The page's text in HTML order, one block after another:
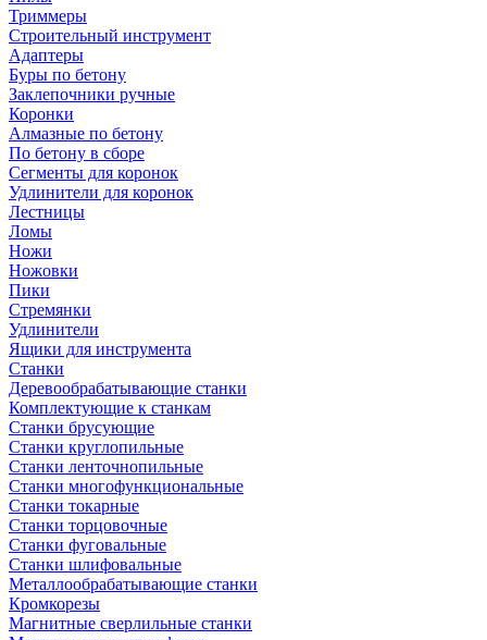
Триммеры
Строительный инструмент
Адаптеры
Буры по бетону
Заклепочники ручные
Коронки
Алмазные по бетону
По бетону в сборе
Сегменты для коронок
Удлинители для коронок
Лестницы
Ломы
Ножи
Ножовки
Пики
Стремянки
Удлинители
Ящики для инструмента
Станки
Деревообрабатывающие станки
Комплектующие к станкам
Станки брусующие
Станки круглопильные
Станки ленточнопильные
Станки многофункциональные
Станки токарные
Станки торцовочные
Станки фуговальные
Станки шлифовальные
Металлообрабатывающие станки
Кромкорезы
Магнитные сверлильные станки